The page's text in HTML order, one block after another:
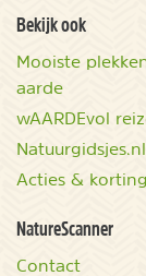
Bekijk ook
Mooiste
aarde
wAARDEvol
Natuurgidsjes.nl
Acties &
NatureScanner
Contact